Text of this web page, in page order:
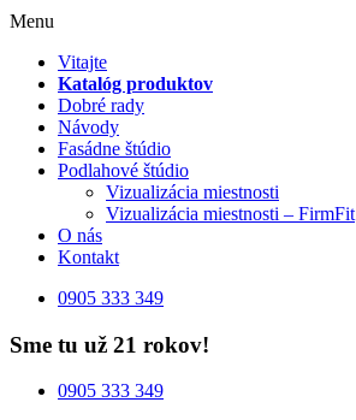
Menu
Vitajte
Katalóg produktov
Dobré rady
Návody
Fasádne štúdio
Podlahové štúdio
Vizualizácia miestnosti
Vizualizácia miestnosti – FirmFit
O nás
Kontakt
0905 333 349
Sme tu už 21 rokov!
0905 333 349